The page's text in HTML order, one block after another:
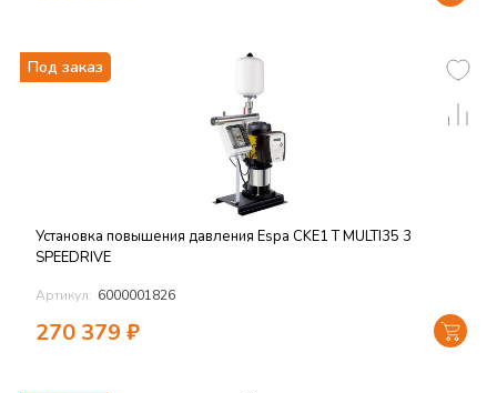
Под заказ
Установка повышения давления Espa CKE1 T MULTI35 3
SPEEDRIVE
Артикул: 6000001826
270 379 ₽